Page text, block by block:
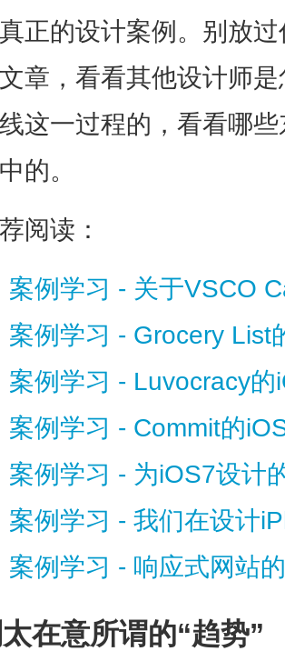
正的设计案例。别放
章，看看其他设计师
线这一过程的，看看哪
的。
阅读：
案例学习 - 关于VSCO
案例学习 - Grocery List
案例学习 - Luvocracy的
案例学习 - Commit的
案例学习 - 为iOS7设计
案例学习 - 我们在设计
案例学习 - 响应式网站
在意所谓的“趋势”